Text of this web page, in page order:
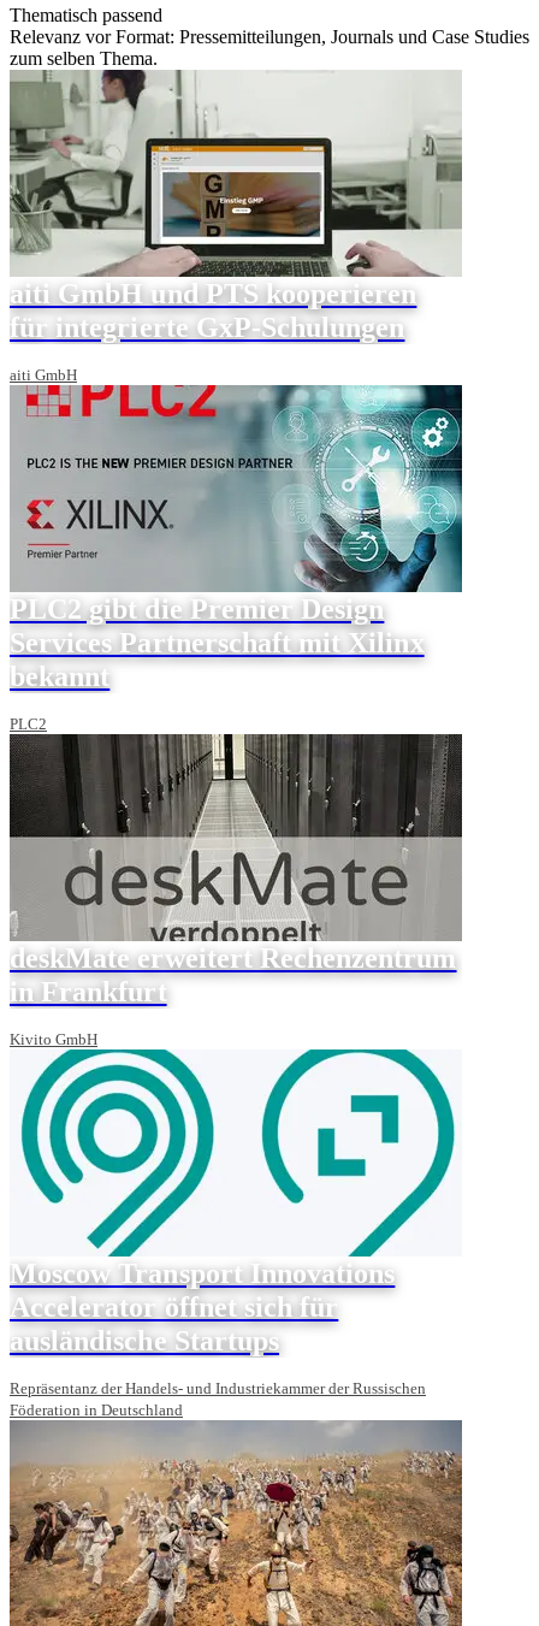
Thematisch passend
Relevanz vor Format: Pressemitteilungen, Journals und Case Studies
zum selben Thema.
aiti GmbH und PTS kooperieren
für integrierte GxP-Schulungen
aiti GmbH
PLC2 gibt die Premier Design
Services Partnerschaft mit Xilinx
bekannt
PLC2
deskMate erweitert Rechenzentrum
in Frankfurt
Kivito GmbH
Moscow Transport Innovations
Accelerator öffnet sich für
ausländische Startups
Repräsentanz der Handels- und Industriekammer der Russischen
Föderation in Deutschland